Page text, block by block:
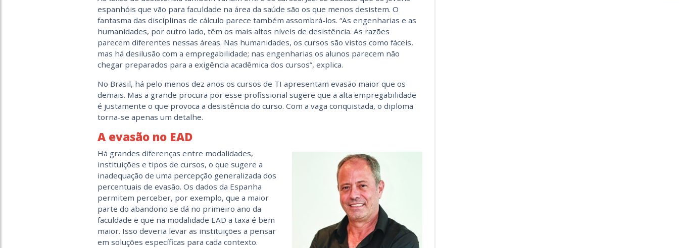
espanhóis que vão para faculdade na área da saúde são os que menos desistem. O
fantasma das disciplinas de cálculo parece também assombrá-los. “As engenharias e as
humanidades, por outro lado, têm os mais altos níveis de desistência. As razões
parecem diferentes nessas áreas. Nas humanidades, os cursos são vistos como fáceis,
mas há desilusão com a empregabilidade; nas engenharias os alunos parecem não
chegar preparados para a exigência acadêmica dos cursos”, explica.
No Brasil, há pelo menos dez anos os cursos de TI apresentam evasão maior que os
demais. Mas a grande procura por esse profissional sugere que a alta empregabilidade
é justamente o que provoca a desistência do curso. Com a vaga conquistada, o diploma
torna-se apenas um detalhe.
A evasão no EAD
Há grandes diferenças entre modalidades,
instituições e tipos de cursos, o que sugere a
inadequação de uma percepção generalizada dos
percentuais de evasão. Os dados da Espanha
permitem perceber, por exemplo, que a maior
parte do abandono se dá no primeiro ano da
faculdade e que na modalidade EAD a taxa é bem
maior. Isso deveria levar as instituições a pensar
em soluções específicas para cada contexto.